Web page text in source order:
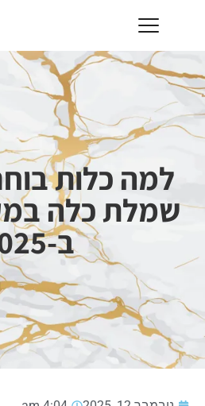
למה כלות
שמלת כלה
ב-2025